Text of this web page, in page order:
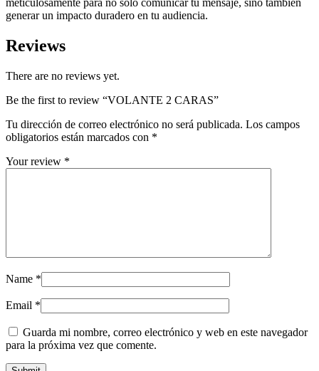
meticulosamente para no solo comunicar tu mensaje, sino también
generar un impacto duradero en tu audiencia.
Reviews
There are no reviews yet.
Be the first to review “VOLANTE 2 CARAS”
Tu dirección de correo electrónico no será publicada. Los campos
obligatorios están marcados con *
Your review *
Name *
Email *
Guarda mi nombre, correo electrónico y web en este navegador
para la próxima vez que comente.